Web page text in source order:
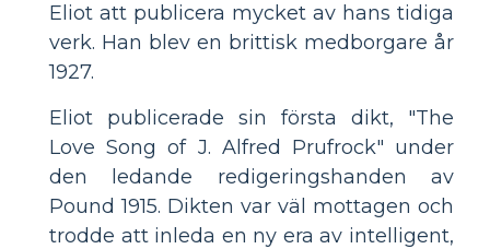
Eliot att publicera mycket av hans tidiga
verk. Han blev en brittisk medborgare år
1927.
Eliot publicerade sin första dikt, "The
Love Song of J. Alfred Prufrock" under
den ledande redigeringshanden av
Pound 1915. Dikten var väl mottagen och
trodde att inleda en ny era av intelligent,